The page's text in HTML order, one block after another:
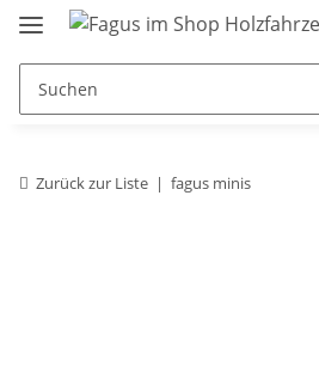
Zurück zur Liste fagus minis